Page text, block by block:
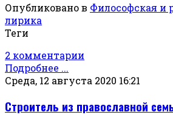
Опубликовано в Философская и
лирика
Теги
2 комментарии
Подробнее ...
Среда, 12 августа 2020 16:21
Строитель из православной